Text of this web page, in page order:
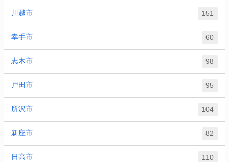
川越市 151
幸手市 60
志木市 98
戸田市 95
所沢市 104
新座市 82
日高市 110